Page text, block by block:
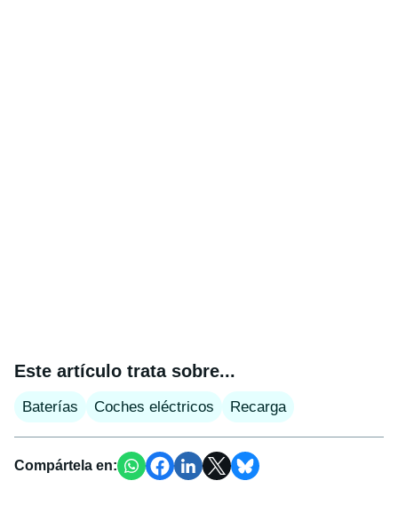
Este artículo trata sobre...
Baterías Coches eléctricos Recarga
Compártela en: